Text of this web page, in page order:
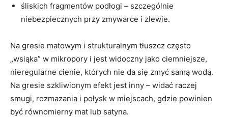
śliskich fragmentów podłogi – szczególnie
niebezpiecznych przy zmywarce i zlewie.
Na gresie matowym i strukturalnym tłuszcz często
„wsiąka” w mikropory i jest widoczny jako ciemniejsze,
nieregularne cienie, których nie da się zmyć samą wodą.
Na gresie szkliwionym efekt jest inny – widać raczej
smugi, rozmazania i połysk w miejscach, gdzie powinien
być równomierny mat lub satyna.